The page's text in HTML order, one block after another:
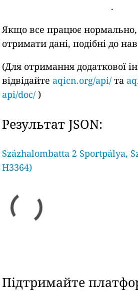
.
Якщо все працює
отримати дані, подібні до
(Для отримання додаткової
відвідайте aqicn.org/api/ та
api/doc/ )
Результат JSON:
Százhalombatta 2 Sportpálya,
H3364)
Підтримайте